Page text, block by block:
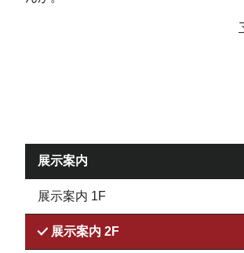
展示案内
展示案内 1F
展示案内 2F